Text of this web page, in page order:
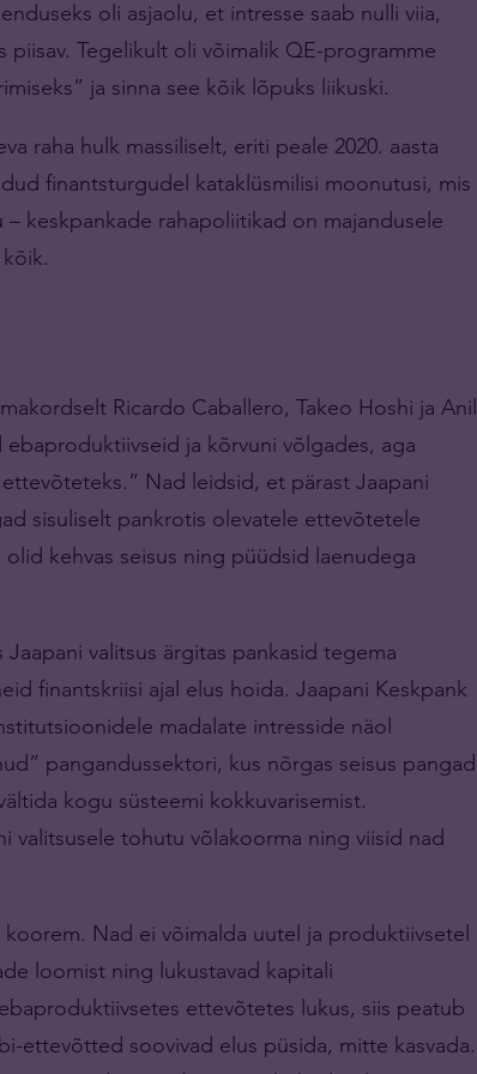
oli asjaolu, et intresse saab nulli viia,
piisav. Tegelikult oli võimalik QE-programme
ja sinna see kõik lõpuks liikuski.
raha hulk massiliselt, eriti peale 2020. aasta
finantsturgudel kataklüsmilisi moonutusi, mis
keskpankade rahapoliitikad on majandusele
Ricardo Caballero, Takeo Hoshi ja Anil
ja kõrvuni võlgades, aga
Nad leidsid, et pärast Jaapani
sisuliselt pankrotis olevatele ettevõtetele
kehvas seisus ning püüdsid laenudega
valitsus ärgitas pankasid tegema
finantskriisi ajal elus hoida. Jaapani Keskpank
madalate intresside näol
pangandussektori, kus nõrgas seisus pangad
kogu süsteemi kokkuvarisemist.
valitsusele tohutu võlakoorma ning viisid nad
Nad ei võimalda uutel ja produktiivsetel
loomist ning lukustavad kapitali
ettevõtetes lukus, siis peatub
ettevõtted soovivad elus püsida, mitte kasvada.